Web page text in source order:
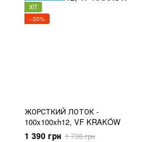
ХІТ
−20%
ЖОРСТКИЙ ЛОТОК -
100x100xh12, VF KRAKÓW
1 390 грн 1 738 грн